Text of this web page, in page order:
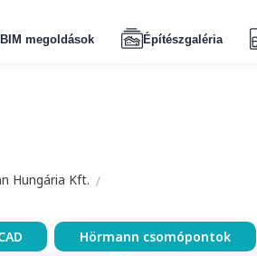
BIM megoldások Építészgaléria
Hungária Kft.
Hörmann csomópontok